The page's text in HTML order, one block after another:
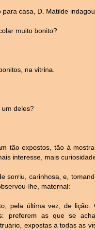
casa, D. Matilde
muito bonito?
na vitrina.
deles?
tão expostos, tão à
interesse, mais
sorriu, carinhosa, e,
lhe, maternal:
pela última vez, de lição.
preferem as que se
expostas a todas as